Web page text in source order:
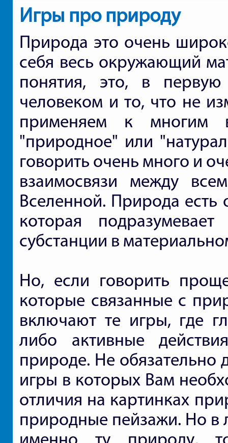
Игры про природу
Природа это очень
себя весь окружающий
понятия, это, в
человеком и то, что не
применяем к многим
"природное" или
говорить очень много и
взаимосвязи между
Вселенной. Природа
которая
субстанции в
Но, если говорить
которые связанные с
включают те игры, где
либо активные
природе. Не обязательно
игры в которых Вам
отличия на картинках
природные пейзажи. Но в